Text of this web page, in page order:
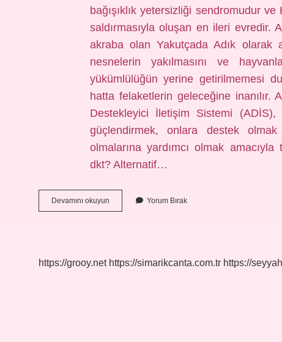
bağışıklık yetersizliği sendromudur
saldırmasıyla oluşan en ileri evredir.
akraba olan Yakutçada Adık olarak
nesnelerin yakılmasını ve
yükümlülüğün yerine getirilmemesi
hatta felaketlerin geleceğine
Destekleyici İletişim Sistemi
güçlendirmek, onlara destek
olmalarına yardımcı olmak
dkt? Alternatif…
Devamını okuyun
Ne
Yorum Bırak
https://grooy.net https://simarikcanta.com.tr https://